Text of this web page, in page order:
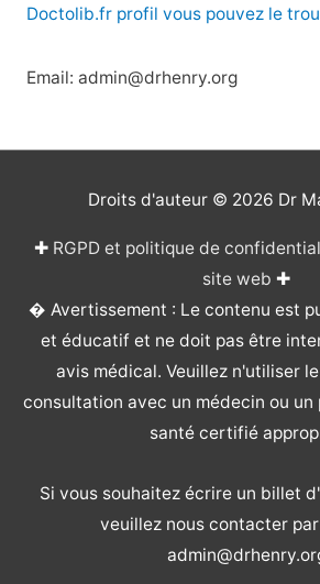
Doctolib.fr profil vous pouvez le
Email: admin@drhenry.org
Droits d'auteur © 2026 Dr
✚ RGPD et politique de
site web ✚
� Avertissement : Le contenu est
et éducatif et ne doit pas être
avis médical. Veuillez n'utiliser
consultation avec un médecin ou un
santé certifié
Si vous souhaitez écrire un billet
veuillez nous contacter